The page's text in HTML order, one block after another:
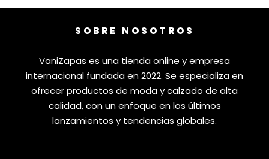
SOBRE NOSOTROS
VaniZapas es una tienda online y empresa
internacional fundada en 2022. Se especializa en
ofrecer productos de moda y calzado de alta
calidad, con un enfoque en los últimos
lanzamientos y tendencias globales.